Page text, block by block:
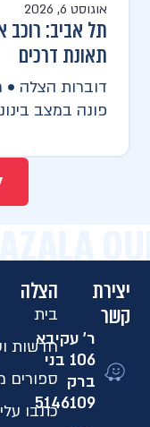
אוגוסט 6, 2026
תל אביב: רוכב
תאונת דרכים
דוברות הצלה •
פונה במצב
יצירת
קשר
ר' עקיבא
106 בני
ברק
5146109​
הצלה
בית
חדשות
ספורים
כתבו